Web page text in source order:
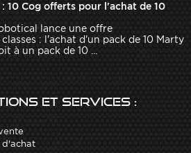
10 Cog offerts pour l'achat de 10
lance une offre
: l'achat d'un pack de 10 Marty
à un pack de 10 ...
et services :
d'achat